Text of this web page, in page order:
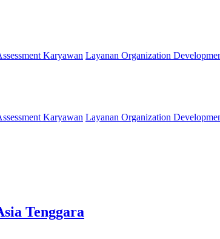
Karyawan Layanan Organization
Karyawan Layanan Organization
Tenggara